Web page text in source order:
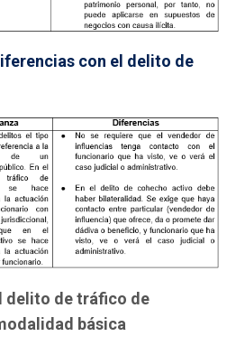
con el delito de
delito de tráfico de
básica